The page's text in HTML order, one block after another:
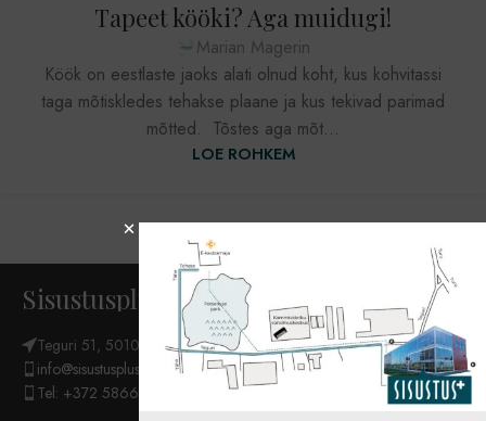
Tapeet kööki? Aga muidugi!
Marian Magerin
Köök on eestlaste jaoks alati olnud koht, kus kohvitassi
taga mõtiskledes tehakse plaane ja kus tekivad parimad
mõtted. Tõstes aga mõt...
LOE ROHKEM
Sisustuspluss OÜ
Teguri 51, 50107 Tartu
info@sisustuspluss.eu
Tel: +372 5866 6654